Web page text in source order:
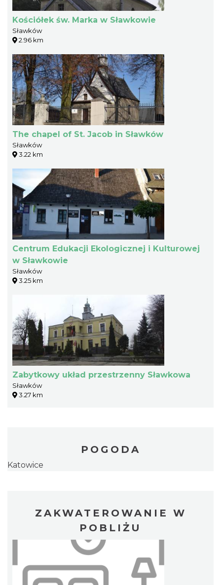
Kościółek św. Marka w Sławkowie
Sławków
2.96 km
The chapel of St. Jacob in Sławków
Sławków
3.22 km
Centrum Edukacji Ekologicznej i Kulturowej
w Sławkowie
Sławków
3.25 km
Zabytkowy układ przestrzenny Sławkowa
Sławków
3.27 km
POGODA
Katowice
ZAKWATEROWANIE W
POBLIŻU